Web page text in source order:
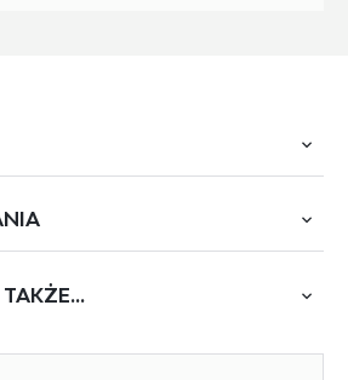
108/46 cm, fotel z funkcją
musztardowy #68